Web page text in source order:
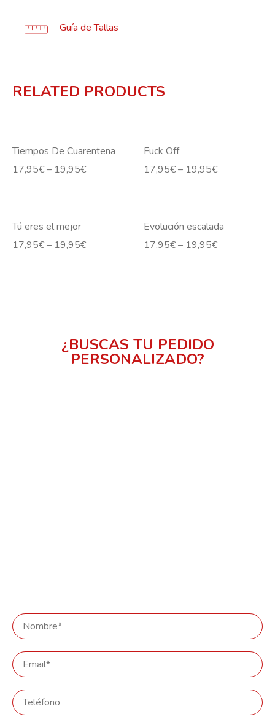
Guía de Tallas
RELATED PRODUCTS
Tiempos De Cuarentena
17,95€– 19,95€
Fuck Off
17,95€– 19,95€
Tú eres el mejor
17,95€– 19,95€
Evolución escalada
17,95€– 19,95€
¿BUSCAS TU PEDIDO
PERSONALIZADO?